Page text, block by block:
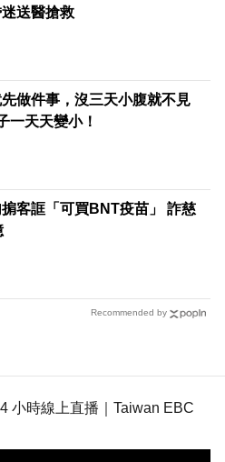
送醫搶救
做件事，沒三天小腹就不見
一天天變小！
客誆「可買BNT疫苗」 詐慈
Recommended by
小時線上直播｜Taiwan EBC